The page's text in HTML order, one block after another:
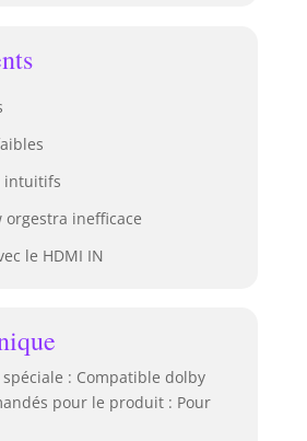
intuitifs
orgestra inefficace
le HDMI IN
: Compatible dolby
pour le produit : Pour